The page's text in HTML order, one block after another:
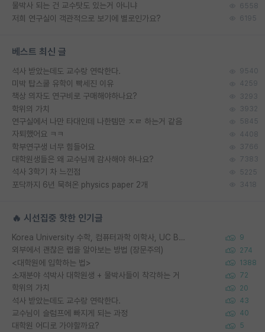
물박사 되는 건 교수탓도 있는거 아니냐 6558
저희 연구실이 객관적으로 보기에 별로인가요? 6195
베스트 최신 글
석사 받았는데도 교수랑 연락한다. 9540
미박 탑스쿨 유학이 빡세진 이유 4259
책상 의자도 연구비로 구매해야하나요? 3293
학위의 가치 3932
연구실에서 나만 타대인데 나한템만 ㅈㄹ 하는거 같음 5845
자퇴했어요 ㅋㅋ 4408
학부연구생 너무 힘들어요 3766
대학원생들은 왜 교수님께 감사해야 하나요? 7383
석사 3학기 차 느낀점 5225
포닥까지 6년 묵혀온 physics paper 2개 3418
🔥 시선집중 핫한 인기글
Korea University 수학, 컴퓨터과학 이학사, UC Berkeley 산업공학 대학원 공학박사가 되는 것은 쉽지 않겠죠? 9
외부에서 괜찮은 랩을 알아보는 방법 (장문주의) 274
<대학원에 입학하는 법> 1388
소재분야 석박사 대학원생 + 물박사들이 착각하는 거 72
학위의 가치 20
석사 받았는데도 교수랑 연락한다. 43
교수님이 슬럼프에 빠지게 되는 과정 40
대학원 어디로 가야할까요? 5